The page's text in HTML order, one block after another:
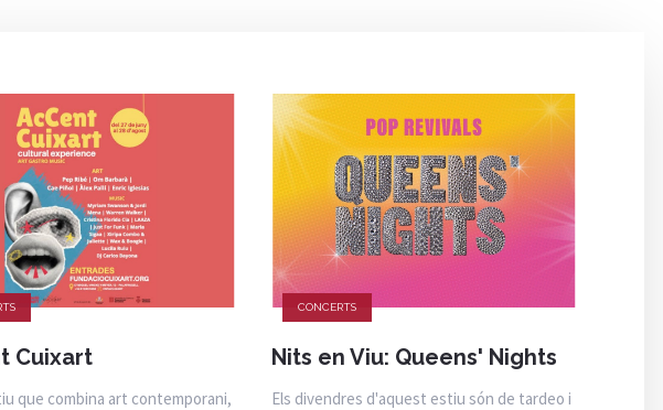
Cuixart
que combina art contemporani,
CONCERTS
Nits en Viu: Queens' Nights
Els divendres d'aquest estiu són de tardeo i